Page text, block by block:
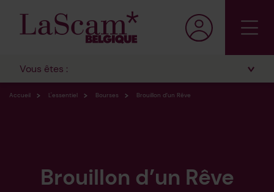
Vous êtes :
Accueil L'essentiel Bourses Brouillon d’un Rêve
Brouillon d’un Rêve